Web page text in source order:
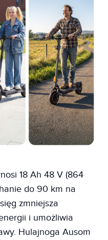
18 Ah 48 V (864
do 90 km na
zmniejsza
i umożliwia
Hulajnoga Ausom